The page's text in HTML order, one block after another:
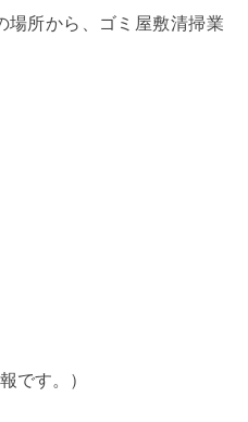
場所から、ゴミ屋敷清掃業
です。）